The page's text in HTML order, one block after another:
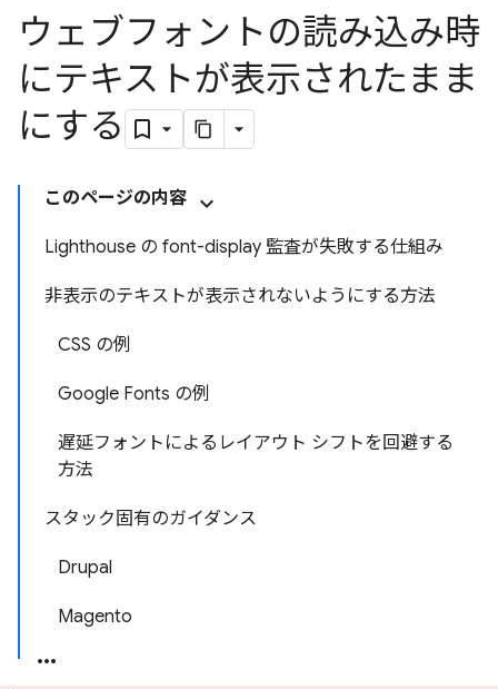
ウェブフォントの読み込み時
にテキストが表示されたまま
にする
このページの内容
Lighthouse の font-display 監査が失敗する仕組み
非表示のテキストが表示されないようにする方法
CSS の例
Google Fonts の例
遅延フォントによるレイアウト シフトを回避する
方法
スタック固有のガイダンス
Drupal
Magento